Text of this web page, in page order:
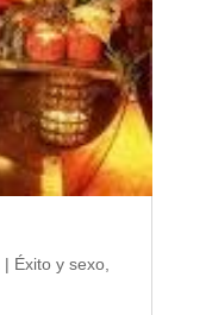
| Éxito y sexo,